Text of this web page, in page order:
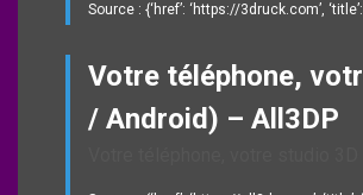
Source : {‘href’: ‘https://3druck.com’,
Votre téléphone,
/ Android) – All3DP